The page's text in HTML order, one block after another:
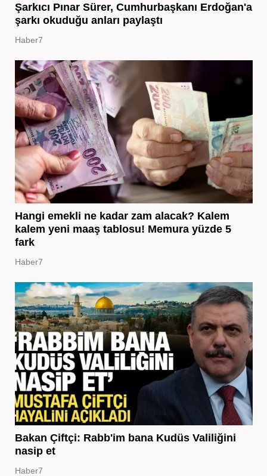
Şarkıcı Pınar Sürer, Cumhurbaşkanı Erdoğan'a
şarkı okuduğu anları paylaştı
Haber7
Hangi emekli ne kadar zam alacak? Kalem
kalem yeni maaş tablosu! Memura yüzde 5
fark
Haber7
Bakan Çiftçi: Rabb'im bana Kudüs Valiliğini
nasip et
Haber7